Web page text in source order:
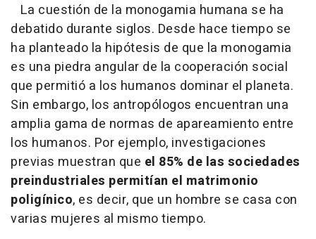
La cuestión de la monogamia humana se ha
debatido durante siglos. Desde hace tiempo se
ha planteado la hipótesis de que la monogamia
es una piedra angular de la cooperación social
que permitió a los humanos dominar el planeta.
Sin embargo, los antropólogos encuentran una
amplia gama de normas de apareamiento entre
los humanos. Por ejemplo, investigaciones
previas muestran que el 85% de las sociedades
preindustriales permitían el matrimonio
poligínico, es decir, que un hombre se casa con
varias mujeres al mismo tiempo.